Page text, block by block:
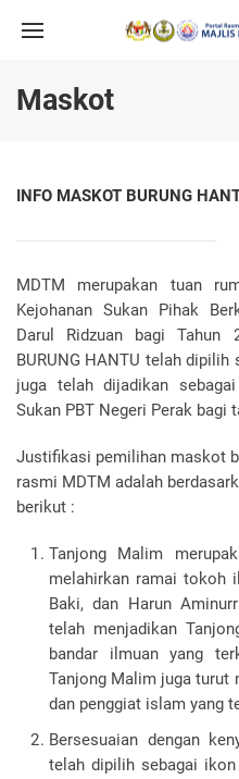
Maskot
INFO MASKOT BURUNG
MDTM merupakan tuan
Kejohanan Sukan Pihak
Darul Ridzuan bagi Tahun
BURUNG HANTU telah
juga telah dijadikan
Sukan PBT Negeri Perak bagi
Justifikasi pemilihan maskot
rasmi MDTM adalah
berikut :
Tanjong Malim
melahirkan ramai tokoh
Baki, dan Harun
telah menjadikan
bandar ilmuan yang
Tanjong Malim juga turut
dan penggiat islam yang
Bersesuaian dengan
telah dipilih sebagai